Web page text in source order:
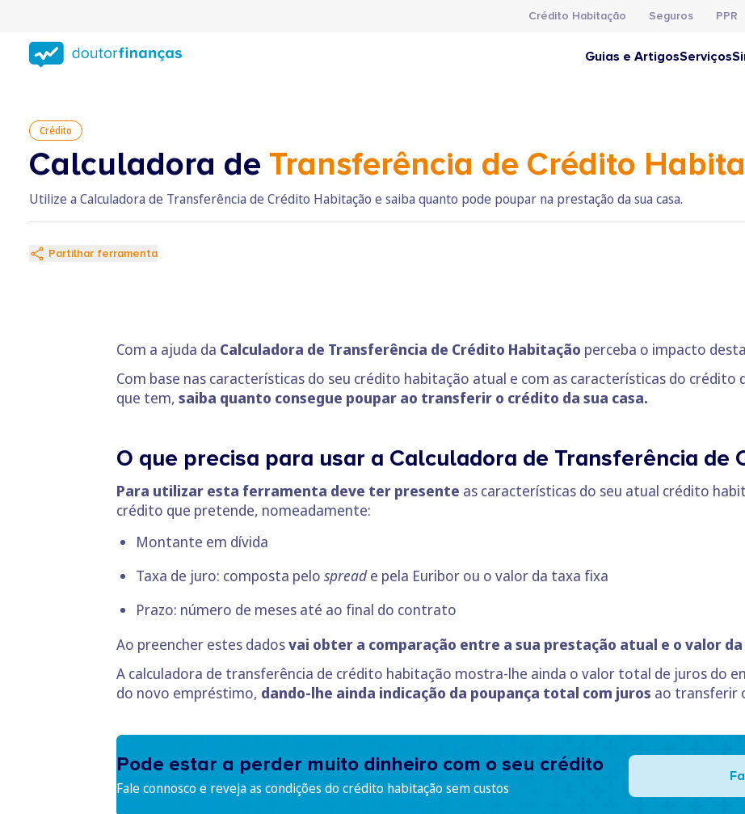
conteúdo
principal
Crédito Habitação Seguros PPR
Guias e ArtigosServiços
Crédito
Calculadora de Transferência de Crédito
Utilize a Calculadora de Transferência de Crédito Habitação e saiba quanto pode poupar na prestação da sua casa.
Partilhar ferramenta
Com a ajuda da Calculadora de Transferência de Crédito Habitação perceba o impacto
Com base nas características do seu crédito habitação atual e com as características do
que tem, saiba quanto consegue poupar ao transferir o crédito da sua casa.
O que precisa para usar a Calculadora de Transferência de
Para utilizar esta ferramenta deve ter presente as características do seu atual crédito
crédito que pretende, nomeadamente:
Montante em dívida
Taxa de juro: composta pelo spreade pela Euribor ou o valor da taxa fixa
Prazo: número de meses até ao final do contrato
Ao preencher estes dadosvai obter a comparação entre a sua prestação atual e o valor
A calculadora de transferência de crédito habitação mostra-lhe ainda o valor total de juros do
do novo empréstimo, dando-lhe ainda indicação da poupança total com juros ao transferir
Pode estar a perder muito dinheiro com o seu crédito
Fale connosco e reveja as condições do crédito habitação sem custos